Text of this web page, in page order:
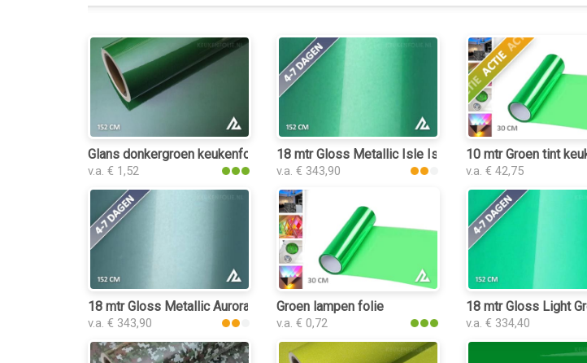
Glans donkergroen keukenfolie
v.a. € 1,52
18 mtr Gloss Metallic Isle Island Green 3185
v.a. € 343,90
10 mtr Groen tint
v.a. € 42,75
18 mtr Gloss Metallic Aurora Green 3211 keukenfolie
v.a. € 343,90
Groen lampen folie
v.a. € 0,72
18 mtr Gloss Light
v.a. € 334,40